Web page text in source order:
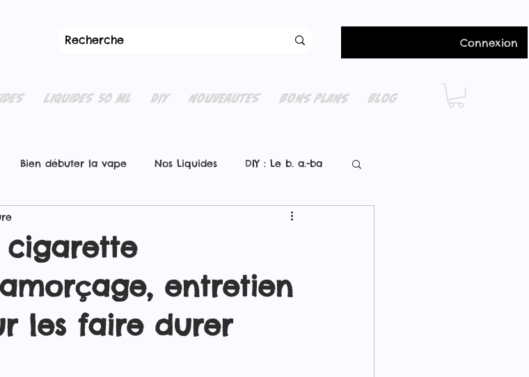
Connexion
LIQUIDES 50 ML DIY NOUVEAUTES BONS PLANS BLOG
Bien débuter la vape Nos Liquides DIY : Le b. a.-ba
cigarette
entretien
les faire durer